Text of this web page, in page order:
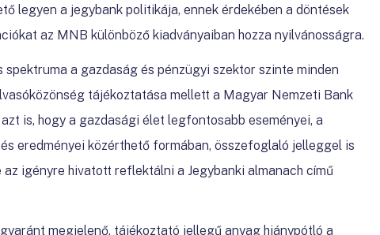
legyen a jegybank politikája, ennek érdekében a döntések
az MNB különböző kiadványaiban hozza nyilvánosságra.
a gazdaság és pénzügyi szektor szinte minden
tájékoztatása mellett a Magyar Nemzeti Bank
is, hogy a gazdasági élet legfontosabb eseményei, a
eredményei közérthető formában, összefoglaló jelleggel is
az igényre hivatott reflektálni a Jegybanki almanach című
megjelenő, tájékoztató jellegű anyag hiánypótló a